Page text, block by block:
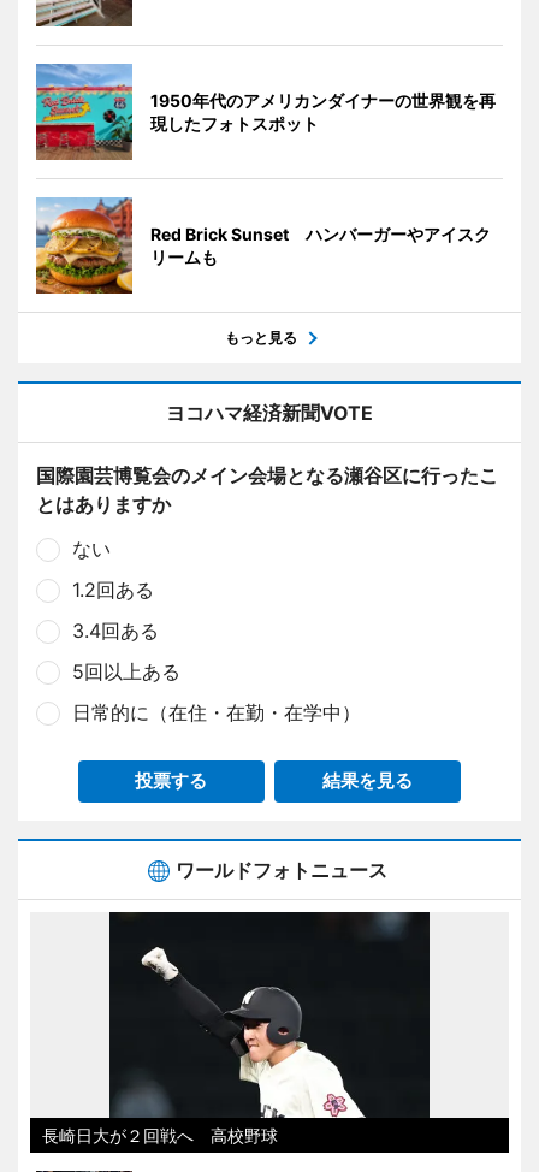
1950年代のアメリカンダイナーの世界観を再
現したフォトスポット
Red Brick Sunset ハンバーガーやアイスク
リームも
もっと見る
ヨコハマ経済新聞VOTE
国際園芸博覧会のメイン会場となる瀬谷区に行ったこ
とはありますか
ない
1.2回ある
3.4回ある
5回以上ある
日常的に（在住・在勤・在学中）
投票する 結果を見る
ワールドフォトニュース
長崎日大が２回戦へ 高校野球